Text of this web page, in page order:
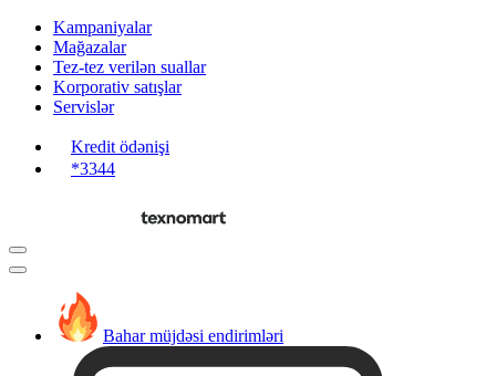
Kampaniyalar
Mağazalar
Tez-tez verilən suallar
Korporativ satışlar
Servislər
Kredit ödənişi
*3344
Bahar müjdəsi endirimləri